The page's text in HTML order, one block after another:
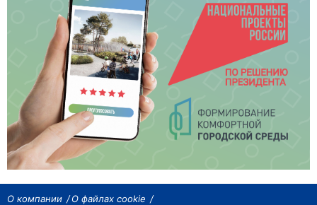
О компании О файлах cookie